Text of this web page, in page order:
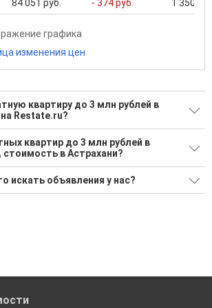
84 051 руб. - 374 руб. 1 350
графика
изменения цен
квартиру до 3 млн рублей в
Restate.ru?
однокомнатную квартиру до 3 млн рублей
проверенных объявления
нашим поиском по новостройкам, для
квартир до 3 млн рублей в
стоимость в Астрахани?
1 399 000 Р. Максимальная цена: 3 000
592 400 Р
искать объявления у нас?